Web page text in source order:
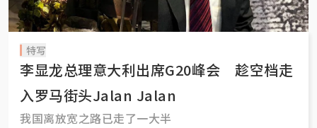
特写
李显龙总理意大利出席G20峰会 趁空档走
入罗马街头Jalan Jalan
我国离放宽之路已走了一大半